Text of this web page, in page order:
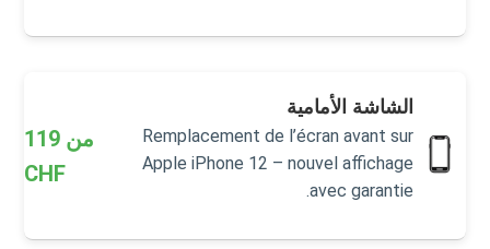
الشاشة الأمامية
Remplacement de l’écran avant sur
Apple iPhone 12 – nouvel affichage
avec garantie.
من 119
CHF